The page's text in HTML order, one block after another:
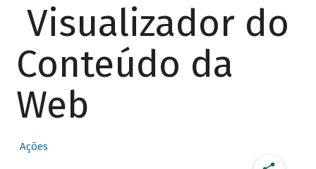
Visualizador do
Conteúdo da
Web
Ações